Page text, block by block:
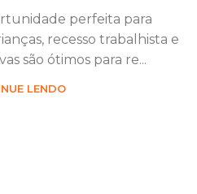
perfeita para
recesso trabalhista e
são ótimos para re...
LENDO